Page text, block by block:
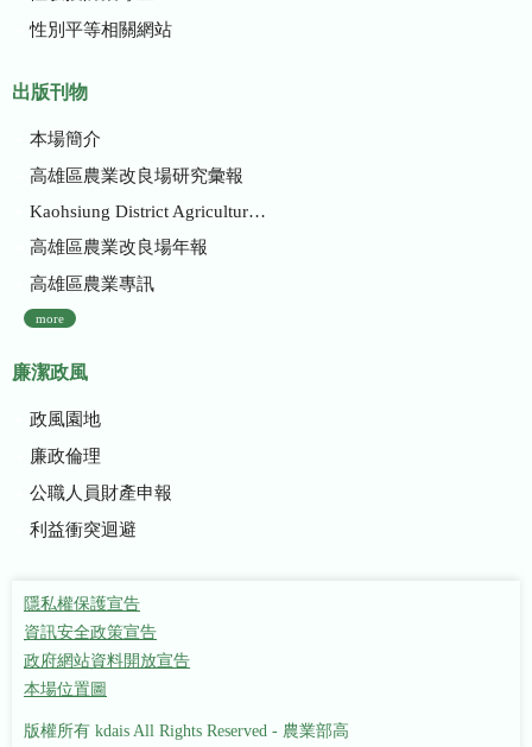
性別平等相關網站
出版刊物
本場簡介
高雄區農業改良場研究彙報
Kaohsiung District Agricultural Research and Extension Station
高雄區農業改良場年報
高雄區農業專訊
more
廉潔政風
政風園地
廉政倫理
公職人員財產申報
利益衝突迴避
隱私權保護宣告
資訊安全政策宣告
政府網站資料開放宣告
本場位置圖
版權所有 kdais All Rights Reserved - 農業部高